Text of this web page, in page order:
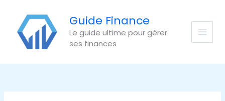
contenu
Guide Finance
Le guide ultime pour gérer
ses finances